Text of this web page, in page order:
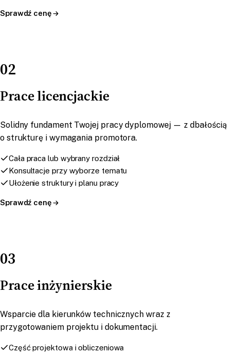
Sprawdź cenę
02
Prace licencjackie
Solidny fundament Twojej pracy dyplomowej — z dbałością
o strukturę i wymagania promotora.
Cała praca lub wybrany rozdział
Konsultacje przy wyborze tematu
Ułożenie struktury i planu pracy
Sprawdź cenę
03
Prace inżynierskie
Wsparcie dla kierunków technicznych wraz z
przygotowaniem projektu i dokumentacji.
Część projektowa i obliczeniowa